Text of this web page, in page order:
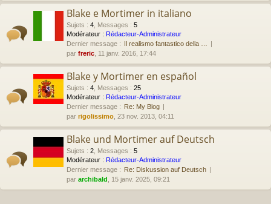
Blake e Mortimer in italiano
Sujets : 4 Messages : 5
Modérateur : Rédacteur-Administrateur
Dernier message : Il realismo fantastico della …
par freric , 11 janv. 2016, 17:44
Blake y Mortimer en español
Sujets : 4 Messages : 25
Modérateur : Rédacteur-Administrateur
Dernier message : Re: My Blog
par rigolissimo , 23 nov. 2013, 04:11
Blake und Mortimer auf Deutsch
Sujets : 2 Messages : 5
Modérateur : Rédacteur-Administrateur
Dernier message : Re: Diskussion auf Deutsch
par archibald , 15 janv. 2025, 09:21